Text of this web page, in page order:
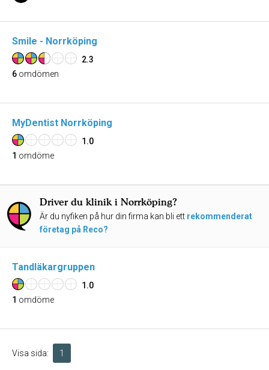
Smile - Norrköping
2.3
6 omdömen
MyDentist Norrköping
1.0
1 omdöme
Driver du klinik i Norrköping?
Är du nyfiken på hur din firma kan bli ett rekommenderat
företag på Reco?
Tandläkargruppen
1.0
1 omdöme
Visa sida: 1